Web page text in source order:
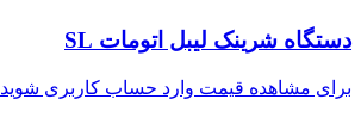
دستگاه شرینک لیبل اتومات SL
برای مشاهده قیمت وارد حساب کاربری شوید